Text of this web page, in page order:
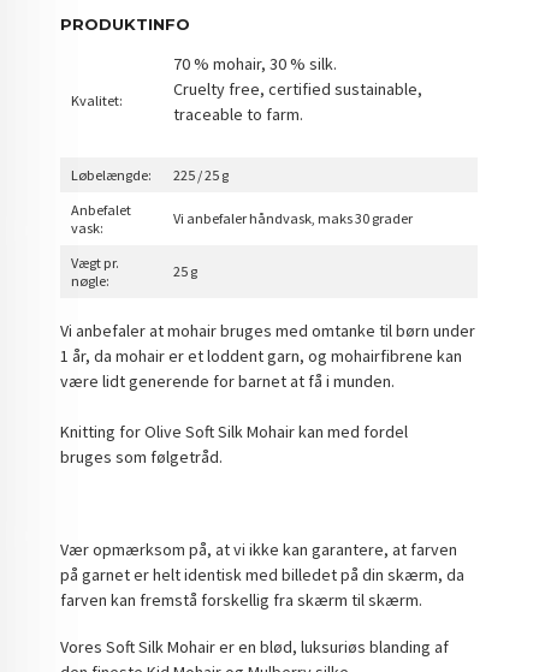
PRODUKTINFO
Kvalitet:
70 % mohair, 30 % silk.
Cruelty free, certified sustainable,
traceable to farm.
Løbelængde:
225 / 25 g
Anbefalet
vask:
Vi anbefaler håndvask, maks 30 grader
Vægt pr.
nøgle:
25 g
Vi anbefaler at mohair bruges med omtanke til børn under
1 år, da mohair er et loddent garn, og mohairfibrene kan
være lidt generende for barnet at få i munden.
Knitting for Olive Soft Silk Mohair kan med fordel
bruges som følgetråd.
Vær opmærksom på, at vi ikke kan garantere, at farven
på garnet er helt identisk med billedet på din skærm, da
farven kan fremstå forskellig fra skærm til skærm.
Vores Soft Silk Mohair er en blød, luksuriøs blanding af